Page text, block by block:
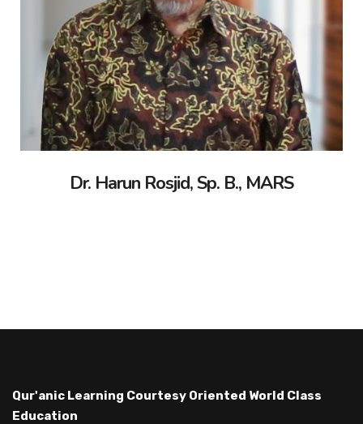
Dr. Harun Rosjid, Sp. B., MARS
Qur'anic Learning Courtesy Oriented World Class
Education